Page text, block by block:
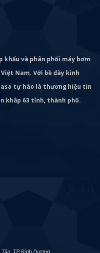
khẩu và phân phối máy bơm
Nam. Với bề dày kinh
tự hào là thương hiệu tin
khắp 63 tỉnh, thành phố.